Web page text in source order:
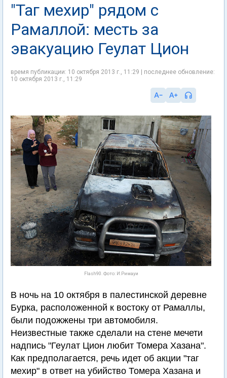
"Таг мехир" рядом с
Рамаллой: месть за
эвакуацию Геулат Цион
время публикации: 10 октября 2013 г., 11:29 | последнее обновление:
10 октября 2013 г., 11:29
Flash90. Фото: И.Римауи
В ночь на 10 октября в палестинской деревне
Бурка, расположенной к востоку от Рамаллы,
были подожжены три автомобиля.
Неизвестные также сделали на стене мечети
надпись "Геулат Цион любит Томера Хазана".
Как предполагается, речь идет об акции "таг
мехир" в ответ на убийство Томера Хазана и